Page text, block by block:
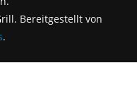
Bereitgestellt von
.